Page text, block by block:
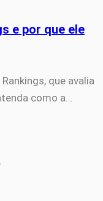
e por que ele
que avalia
como a…